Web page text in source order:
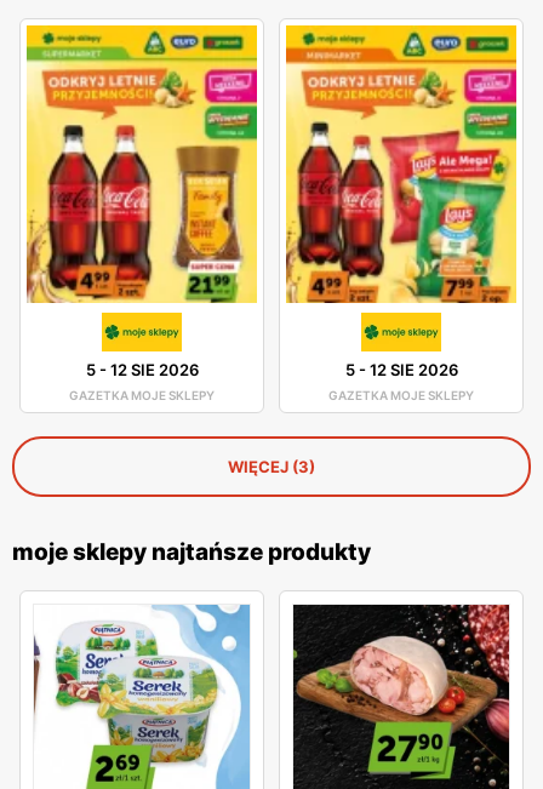
5-12 SIE 2026
GAZETKA MOJE SKLEPY
5-12 SIE 2026
GAZETKA MOJE SKLEPY
WIĘCEJ (3)
moje sklepy najtańsze produkty